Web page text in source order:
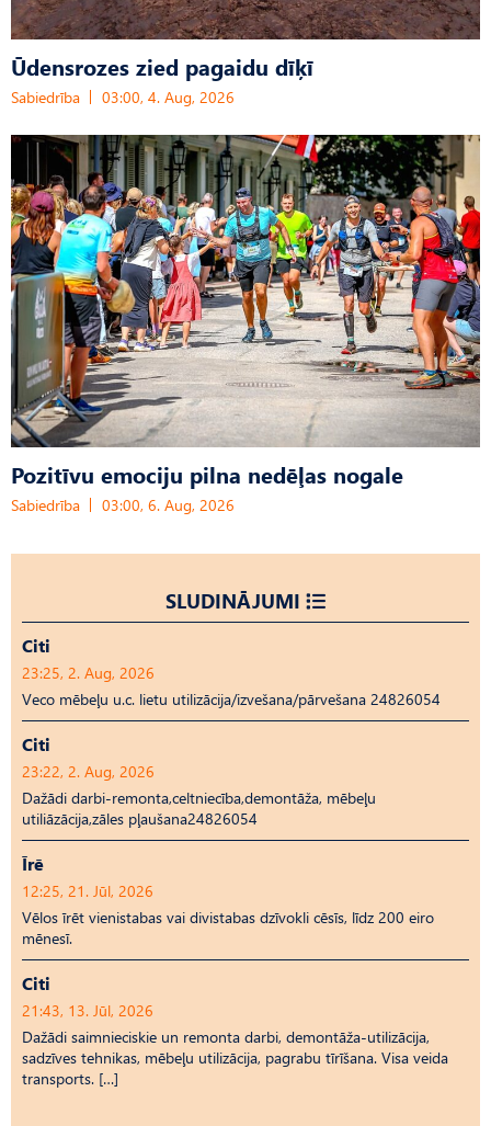
Ūdensrozes zied pagaidu dīķī
Sabiedrība 03:00, 4. Aug, 2026
Pozitīvu emociju pilna nedēļas nogale
Sabiedrība 03:00, 6. Aug, 2026
SLUDINĀJUMI
Citi
23:25, 2. Aug, 2026
Veco mēbeļu u.c. lietu utilizācija/izvešana/pārvešana 24826054
Citi
23:22, 2. Aug, 2026
Dažādi darbi-remonta,celtniecība,demontāža, mēbeļu
utiliāzācija,zāles pļaušana24826054
Īrē
12:25, 21. Jūl, 2026
Vēlos īrēt vienistabas vai divistabas dzīvokli cēsīs, līdz 200 eiro
mēnesī.
Citi
21:43, 13. Jūl, 2026
Dažādi saimnieciskie un remonta darbi, demontāža-utilizācija,
sadzīves tehnikas, mēbeļu utilizācija, pagrabu tīrīšana. Visa veida
transports. […]